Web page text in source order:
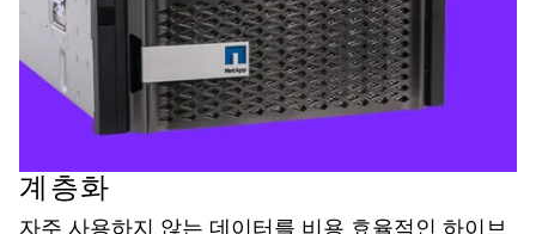
계층화
자주 사용하지 않는 데이터를 비용 효율적인 하이브